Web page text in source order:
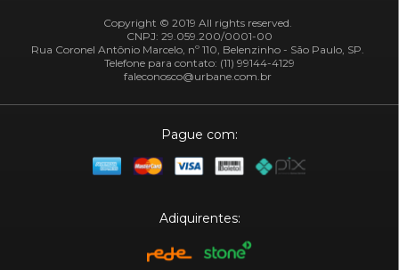
Copyright © 2019 All rights reserved.
CNPJ: 29.059.200/0001-00
Rua Coronel Antônio Marcelo, nº 110, Belenzinho - São Paulo, SP.
Telefone para contato: (11) 99144-4129
faleconosco@urbane.com.br
Pague com:
Adiquirentes: